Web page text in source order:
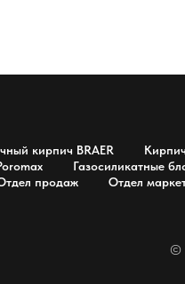
кирпич BRAER Кирпич
Газосиликатные
продаж Отдел
©